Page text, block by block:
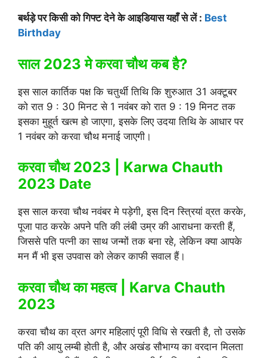
बर्थड़े पर किसी को गिफ्ट देने के आइडियास यहाँ से लें : Best
Birthday
साल 2023 मे करवा चौथ कब है?
इस साल कार्तिक पक्ष कि चतुर्थी तिथि कि शुरुआत 31 अक्टूबर
को रात 9 : 30 मिनट से 1 नवंबर को रात 9 : 19 मिनट तक
इसका मुहूर्त खत्म हो जाएगा, इसके लिए उदया तिथि के आधार पर
1 नवंबर को करवा चौथ मनाई जाएगी।
करवा चौथ 2023 | Karwa Chauth
2023 Date
इस साल करवा चौथ नवंबर मे पड़ेगी, इस दिन स्त्रियां व्रत करके,
पूजा पाठ करके अपने पति की लंबी उम्र की आराधना करती हैं,
जिससे पति पत्नी का साथ जन्मों तक बना रहे, लेकिन क्या आपके
मन मैं भी इस उपवास को लेकर काफी सवाल हैं।
करवा चौथ का महत्व | Karva Chauth
2023
करवा चौथ का व्रत अगर महिलाएं पूरी विधि से रखती है, तो उसके
पति की आयु लम्बी होती है, और अखंड सौभाग्य का वरदान मिलता